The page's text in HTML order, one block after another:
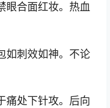
合面红妆。热血
刺效如神。不论
处下针攻。后向